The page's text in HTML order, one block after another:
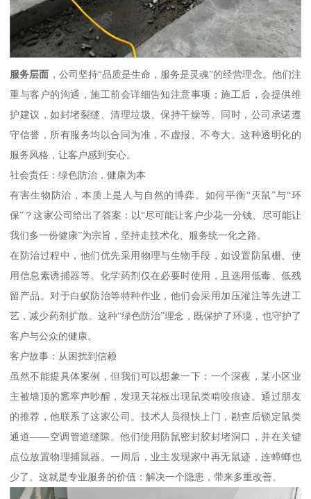
服务层面 ，公司坚持“品质是生命，服务是灵魂”的经营理念。他们注
重与客户的沟通，施工前会详细告知注意事项；施工后，会提供维
护建议，如封堵裂缝、清理垃圾、保持干燥等。同时，公司承诺遵
守信誉，所有服务均以合同为准，不虚报、不夸大。这种透明化的
服务风格，让客户感到安心。
社会责任：绿色防治，健康为本
有害生物防治，本质上是人与自然的博弈。如何平衡“灭鼠”与“环
保”？这家公司给出了答案：以“尽可能让客户少花一分钱、尽可能让
我们多一份健康”为宗旨，坚持走技术化、服务统一化之路。
在防治过程中，他们优先采用物理与生物手段，如设置防鼠栅、使
用信息素诱捕器等。化学药剂仅在必要时使用，且选用低毒、低残
留产品。对于白蚁防治等特种作业，他们会采用加压灌注等先进工
艺，减少药剂扩散。这种“绿色防治”理念，既保护了环境，也守护了
客户与公众的健康。
客户故事：从困扰到信赖
虽然不能提具体案例，但我们可以想象一下：一个深夜，某小区业
主被墙顶的窸窣声吵醒，发现天花板出现鼠类啃咬痕迹。通过朋友
的推荐，他联系了这家公司。技术人员很快上门，勘查后锁定鼠类
通道——空调管道缝隙。他们使用防鼠密封胶封堵洞口，并在关键
点位放置物理捕鼠器。一周后，业主发现家中再无鼠迹，连蟑螂也
少了。这就是专业服务的价值：解决一个隐患，带来多重改善。